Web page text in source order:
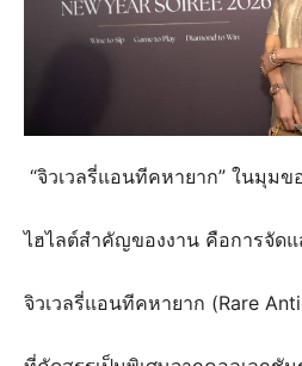
“จิวเวลรี่แอนทีคหายาก” ในมุม
ไฮไลต์สำคัญของงาน คือการจัดแ
จิวเวลรี่แอนทีคหายาก (Rare